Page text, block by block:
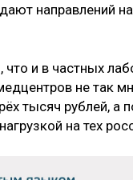
направлений
и в частных
не так
тысяч рублей, а
на тех